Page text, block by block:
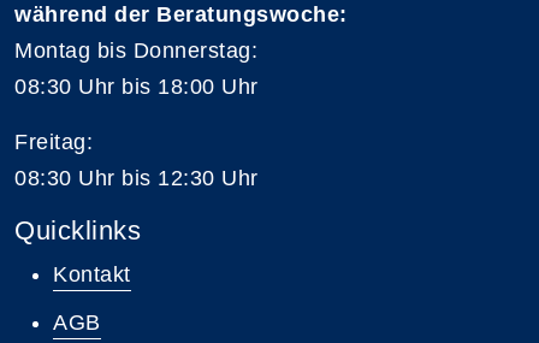
während der Beratungswoche:
Montag bis Donnerstag:
08:30 Uhr bis 18:00 Uhr
Freitag:
08:30 Uhr bis 12:30 Uhr
Quicklinks
Kontakt
AGB